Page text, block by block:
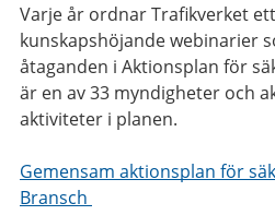
Varje år ordnar Trafikverket
kunskapshöjande webinarier
åtaganden i Aktionsplan för
är en av 33 myndigheter och
aktiviteter i planen.
Gemensam aktionsplan för
Bransch